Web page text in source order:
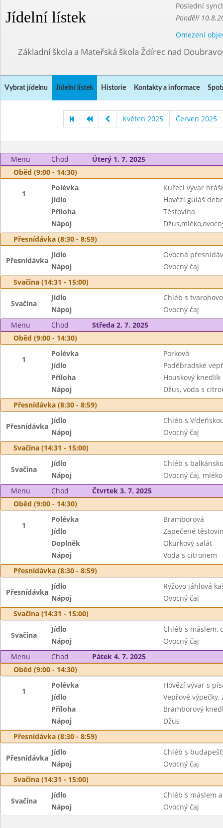
Jídelní lístek
Poslední
Pondělí
Omezení
Základní škola a Mateřská škola Ždírec nad
Vybrat jídelnu Jídelní lístek Historie Kontakty a informace
Květen 2025 Červen 2025
Menu Chod
Úterý 1. 7. 2025
Oběd (9:00 - 14:30)
1
Polévka
Kuřecí vývar
Jídlo
Hovězí guláš
Příloha
Těstovina
Nápoj
Přesnídávka (8:30 - 8:59)
Přesnídávka
Jídlo
Ovocná
Nápoj
Ovocný čaj
Svačina (14:31 - 15:00)
Svačina
Jídlo
Chléb s
Nápoj
Ovocný čaj
Menu
Chod
Středa 2. 7. 2025
Oběd (9:00 - 14:30)
1
Polévka
Porková
Jídlo
Poděbradské
Příloha
Houskový knedlík
Nápoj
Džus, voda s
Přesnídávka (8:30 - 8:59)
Přesnídávka
Jídlo
Chléb s
Nápoj
Ovocný čaj
Svačina (14:31 - 15:00)
Svačina
Jídlo
Chléb s
Nápoj
Ovocný čaj, mléko
Menu
Chod
Čtvrtek 3. 7. 2025
Oběd (9:00 - 14:30)
1
Polévka
Bramborová
Jídlo
Zapečené
Doplněk
Okurkový salát
Nápoj
Voda s citronem
Přesnídávka (8:30 - 8:59)
Přesnídávka
Jídlo
Rýžovo jáhlová
Nápoj
Ovocný čaj
Svačina (14:31 - 15:00)
Svačina
Jídlo
Chléb s máslem,
Nápoj
Ovocný čaj
Menu
Chod
Pátek 4. 7. 2025
Oběd (9:00 - 14:30)
1
Polévka
Hovězí vývar s
Jídlo
Vepřové výpečky,
Příloha
Bramborový
Nápoj
Džus
Přesnídávka (8:30 - 8:59)
Přesnídávka
Jídlo
Chléb s
Nápoj
Ovocný čaj
Svačina (14:31 - 15:00)
Svačina
Jídlo
Chléb s máslem
Nápoj
Ovocný čaj